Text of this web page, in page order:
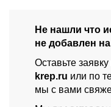
Не нашли что
не добавлен
Оставьте
krep.ru или по
мы с вами